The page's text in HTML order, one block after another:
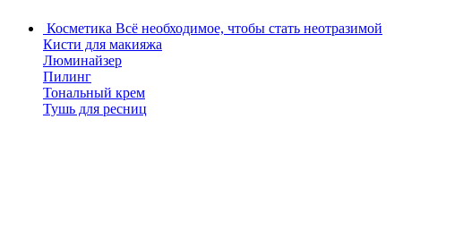
Косметика Всё необходимое, чтобы стать неотразимой
Кисти для макияжа
Люминайзер
Пилинг
Тональный крем
Тушь для ресниц